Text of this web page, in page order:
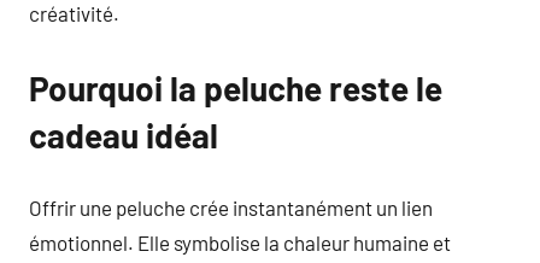
créativité.
Pourquoi la peluche reste le
cadeau idéal
Offrir une peluche crée instantanément un lien
émotionnel. Elle symbolise la chaleur humaine et